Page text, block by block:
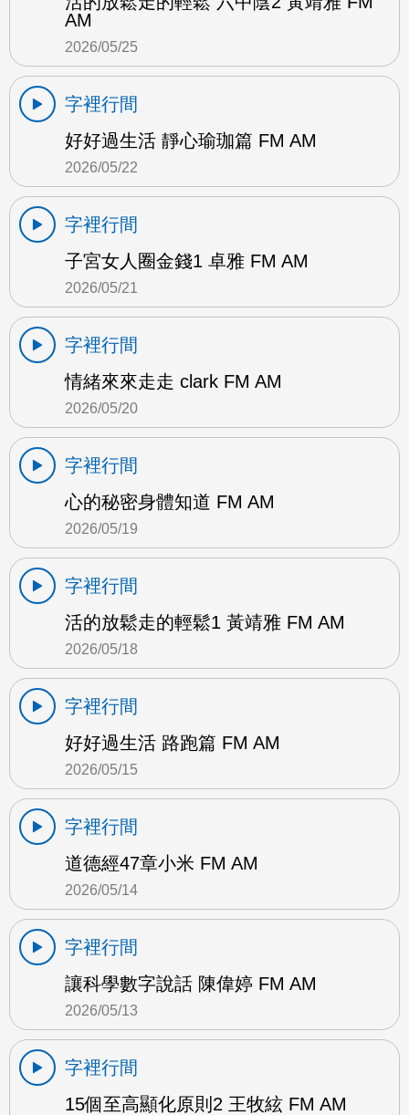
AM
2026/05/25
字裡行間
好好過生活 靜心瑜珈篇 FM AM
2026/05/22
字裡行間
子宮女人圈金錢1 卓雅 FM AM
2026/05/21
字裡行間
情緒來來走走 clark FM AM
2026/05/20
字裡行間
心的秘密身體知道 FM AM
2026/05/19
字裡行間
活的放鬆走的輕鬆1 黃靖雅 FM AM
2026/05/18
字裡行間
好好過生活 路跑篇 FM AM
2026/05/15
字裡行間
道德經47章小米 FM AM
2026/05/14
字裡行間
讓科學數字說話 陳偉婷 FM AM
2026/05/13
字裡行間
15個至高顯化原則2 王牧絃 FM AM